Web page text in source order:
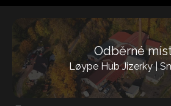
Odběrné
Løype Hub Jizerky |